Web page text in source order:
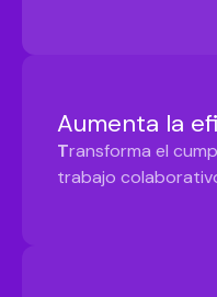
Aumenta la
Transforma el
trabajo